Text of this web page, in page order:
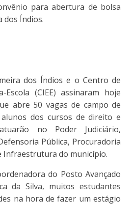
para abertura de bolsa
dos Índios.
dos Índios e o Centro de
Escola (CIEE) assinaram hoje
abre 50 vagas de campo de
dos cursos de direito e
no Poder Judiciário,
Pública, Procuradoria
Infraestrutura do município.
do Posto Avançado
da Silva, muitos estudantes
na hora de fazer um estágio